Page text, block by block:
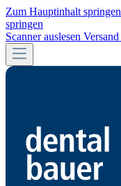
Zum Hauptinhalt springen
springen
Scanner auslesen Versand